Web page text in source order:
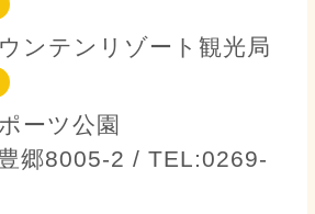
ンテンリゾート観光局
ーツ公園
郷8005-2 / TEL:0269-